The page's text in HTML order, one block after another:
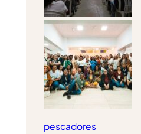
pescadores